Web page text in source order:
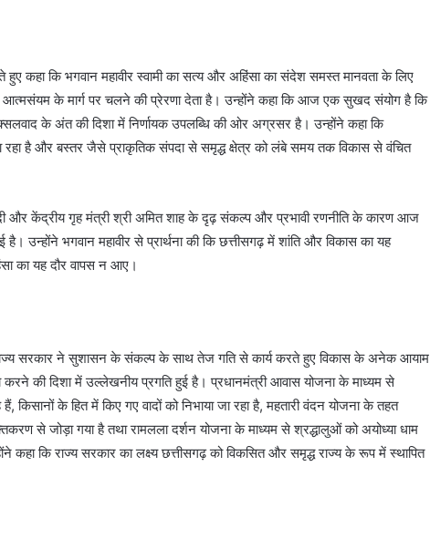
हुए कहा कि भगवान महावीर स्वामी का सत्य और अहिंसा का संदेश समस्त मानवता के लिए
के मार्ग पर चलने की प्रेरणा देता है। उन्होंने कहा कि आज एक सुखद संयोग है कि
के अंत की दिशा में निर्णायक उपलब्धि की ओर अग्रसर है। उन्होंने कहा कि
रहा है और बस्तर जैसे प्राकृतिक संपदा से समृद्ध क्षेत्र को लंबे समय तक विकास से वंचित
और केंद्रीय गृह मंत्री श्री अमित शाह के दृढ़ संकल्प और प्रभावी रणनीति के कारण आज
उन्होंने भगवान महावीर से प्रार्थना की कि छत्तीसगढ़ में शांति और विकास का यह
का यह दौर वापस न आए।
राज्य सरकार ने सुशासन के संकल्प के साथ तेज गति से कार्य करते हुए विकास के अनेक आयाम
करने की दिशा में उल्लेखनीय प्रगति हुई है। प्रधानमंत्री आवास योजना के माध्यम से
के हित में किए गए वादों को निभाया जा रहा है, महतारी वंदन योजना के तहत
से जोड़ा गया है तथा रामलला दर्शन योजना के माध्यम से श्रद्धालुओं को अयोध्या धाम
कहा कि राज्य सरकार का लक्ष्य छत्तीसगढ़ को विकसित और समृद्ध राज्य के रूप में स्थापित